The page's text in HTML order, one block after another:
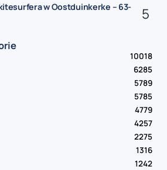
w Oostduinkerke – 63-
10018
6285
5789
5785
4779
4257
2275
1316
1242